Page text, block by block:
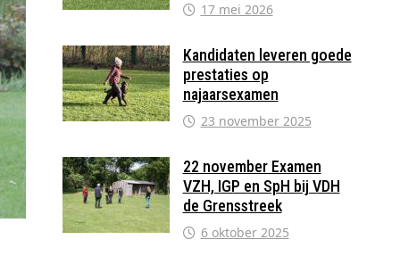
17 mei 2026
Kandidaten leveren goede
prestaties op
najaarsexamen
23 november 2025
22 november Examen
VZH, IGP en SpH bij VDH
de Grensstreek
6 oktober 2025